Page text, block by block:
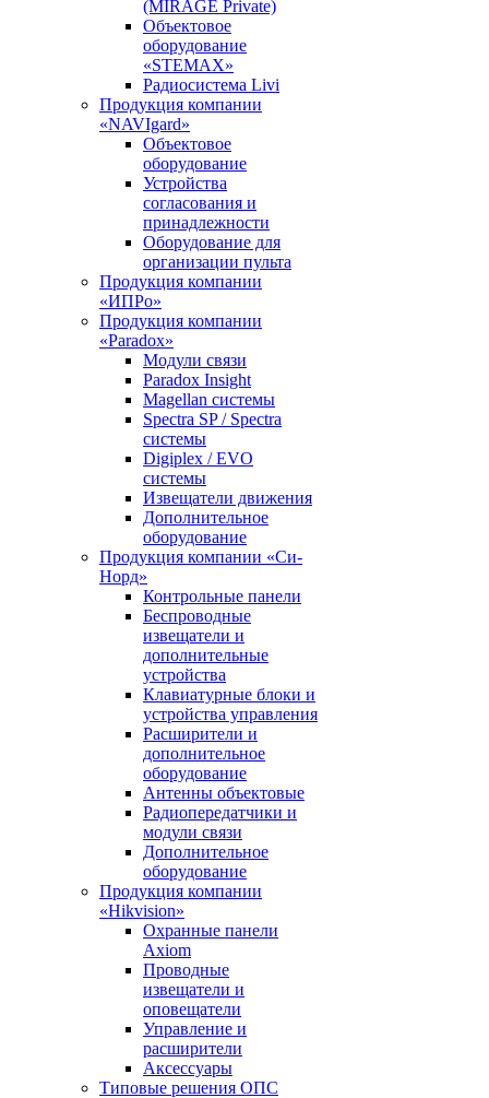
(MIRAGE Private)
Объектовое
оборудование
«STEMAX»
Радиосистема Livi
Продукция компании
«NAVIgard»
Объектовое
оборудование
Устройства
согласования и
принадлежности
Оборудование для
организации пульта
Продукция компании
«ИПРо»
Продукция компании
«Paradox»
Модули связи
Paradox Insight
Magellan системы
Spectra SP / Spectra
системы
Digiplex / EVO
системы
Извещатели движения
Дополнительное
оборудование
Продукция компании «Си-
Норд»
Контрольные панели
Беспроводные
извещатели и
дополнительные
устройства
Клавиатурные блоки и
устройства управления
Расширители и
дополнительное
оборудование
Антенны объектовые
Радиопередатчики и
модули связи
Дополнительное
оборудование
Продукция компании
«Hikvision»
Охранные панели
Axiom
Проводные
извещатели и
оповещатели
Управление и
расширители
Аксессуары
Типовые решения ОПС